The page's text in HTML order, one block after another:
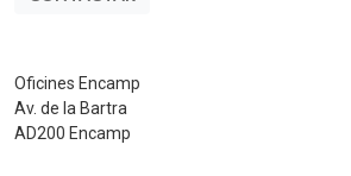
Oficines Encamp
Av. de la Bartra
AD200 Encamp